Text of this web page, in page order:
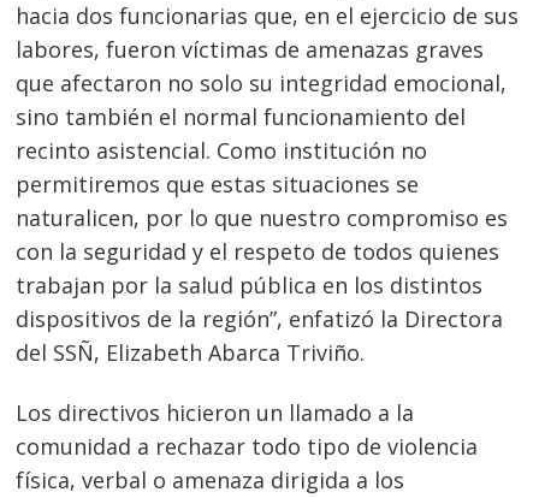
hacia dos funcionarias que, en el ejercicio de sus
labores, fueron víctimas de amenazas graves
que afectaron no solo su integridad emocional,
sino también el normal funcionamiento del
recinto asistencial. Como institución no
permitiremos que estas situaciones se
naturalicen, por lo que nuestro compromiso es
con la seguridad y el respeto de todos quienes
trabajan por la salud pública en los distintos
dispositivos de la región”, enfatizó la Directora
del SSÑ, Elizabeth Abarca Triviño.
Los directivos hicieron un llamado a la
comunidad a rechazar todo tipo de violencia
física, verbal o amenaza dirigida a los